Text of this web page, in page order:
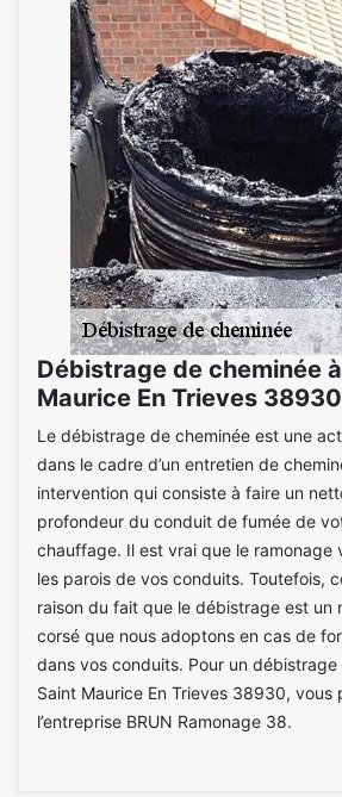
Débistrage de cheminée
Maurice En Trieves 38930
Le débistrage de cheminée est une
dans le cadre d’un entretien de
intervention qui consiste à faire un
profondeur du conduit de fumée de
chauffage. Il est vrai que le ramonage
les parois de vos conduits. Toutefois,
raison du fait que le débistrage est un
corsé que nous adoptons en cas de
dans vos conduits. Pour un débistrage
Saint Maurice En Trieves 38930, vous
l’entreprise BRUN Ramonage 38.